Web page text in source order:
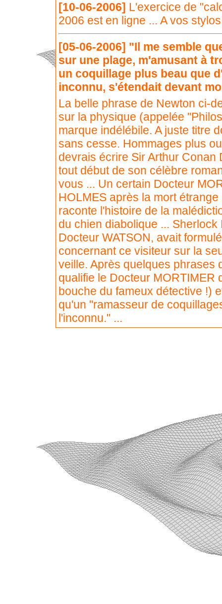
[10-06-2006] L'exercice de
2006 est en ligne ... A vos
[05-06-2006] "Il me semble
sur une plage, m'amusant à
un coquillage plus beau que
inconnu, s'étendait devant
La belle phrase de Newton ci-
sur la physique (appelée
marque indélébile. A juste titre
sans cesse. Hommages plus
devrais écrire Sir Arthur Conan
tout début de son célèbre
vous ... Un certain Docteur
HOLMES après la mort
raconte l'histoire de la
du chien diabolique ...
Docteur WATSON, avait
concernant ce visiteur sur la
veille. Après quelques phrases
qualifie le Docteur MORTIMER
bouche du fameux détective !)
qu'un "ramasseur de
l'inconnu." ...